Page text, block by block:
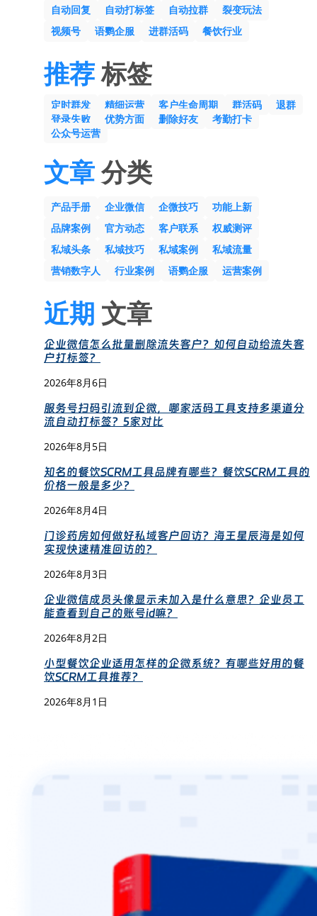
自动回复 自动打标签 自动拉群
裂变玩法
视频号
语鹦企服 进群活码 餐饮行业
推荐标签
定时群发 精细运营 客户生命周期 群活码
退群
登录失败
优势方面 删除好友
考勤打卡
公众号运营
文章分类
产品手册 企业微信 企微技巧
功能上新
品牌案例
官方动态 客户联系
权威测评
私域头条
私域技巧 私域案例
私域流量
营销数字人
行业案例 语鹦企服 运营案例
近期 文章
企业微信怎么批量删除流失客户？如何自动给流失客
户打标签？
2026年8月6日
服务号扫码引流到企微，哪家活码工具支持多渠道分
流自动打标签？5家对比
2026年8月5日
知名的餐饮SCRM工具品牌有哪些？餐饮SCRM工具的
价格一般是多少？
2026年8月4日
门诊药房如何做好私域客户回访？海王星辰海是如何
实现快速精准回访的？
2026年8月3日
企业微信成员头像显示未加入是什么意思？企业员工
能查看到自己的账号id嘛？
2026年8月2日
小型餐饮企业适用怎样的企微系统？有哪些好用的餐
饮SCRM工具推荐？
2026年8月1日